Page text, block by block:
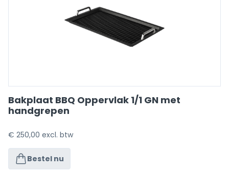
Bakplaat BBQ Oppervlak 1/1 GN met
handgrepen
€ 250,00 excl. btw
Bestel nu